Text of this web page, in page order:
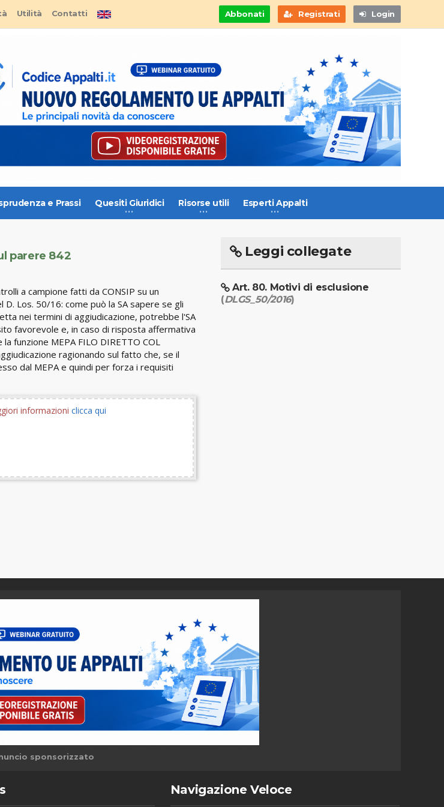
Abbonati Registrati Login
Utilità Contatti
e Prassi Quesiti Giuridici Risorse utili Esperti Appalti
parere 842
a campione fatti da CONSIP su un
Los. 50/16: come può la SA sapere se gli
nei termini di aggiudicazione, potrebbe l'SA
favorevole e, in caso di risposta affermativa
funzione MEPA FILO DIRETTO COL
ragionando sul fatto che, se il
dal MEPA e quindi per forza i requisiti
informazioni clicca qui
Leggi collegate
Art. 80. Motivi di esclusione
(DLGS_50/2016)
sponsorizzato
Navigazione Veloce